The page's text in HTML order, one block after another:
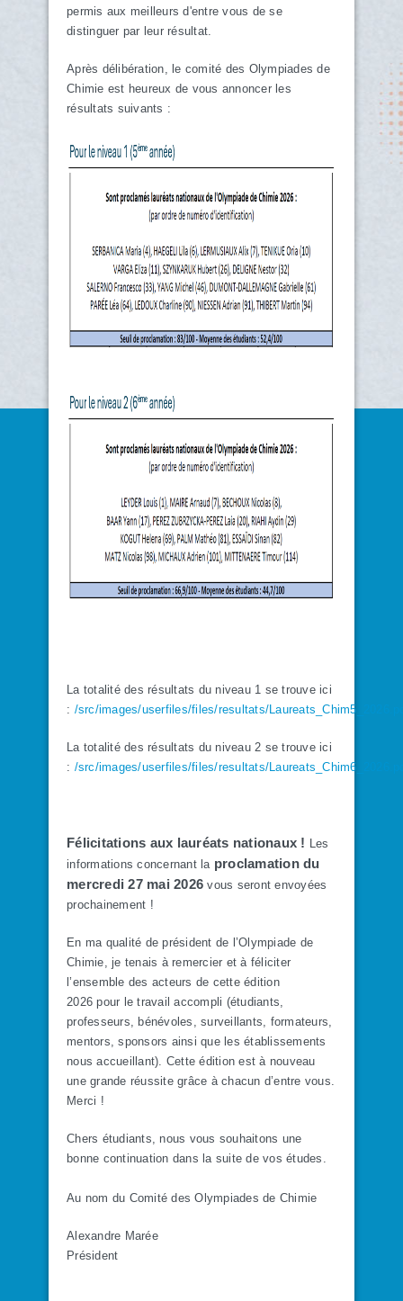
permis aux meilleurs d'entre vous de se
distinguer par leur résultat.
Après délibération, le comité des Olympiades de
Chimie est heureux de vous annoncer les
résultats suivants :
La totalité des résultats du niveau 1 se trouve ici
: /src/images/userfiles/files/resultats/
La totalité des résultats du niveau 2 se trouve ici
: /src/images/userfiles/files/resultats/
Félicitations aux lauréats nationaux ! Les
informations concernant la proclamation du
mercredi 27 mai 2026 vous seront envoyées
prochainement !
En ma qualité de président de l’Olympiade de
Chimie, je tenais à remercier et à féliciter
l’ensemble des acteurs de cette édition
2026 pour le travail accompli (étudiants,
professeurs, bénévoles, surveillants, formateurs,
mentors, sponsors ainsi que les établissements
nous accueillant). Cette édition est à nouveau
une grande réussite grâce à chacun d’entre vous.
Merci !
Chers étudiants, nous vous souhaitons une
bonne continuation dans la suite de vos études.
Au nom du Comité des Olympiades de Chimie
Alexandre Marée
Président